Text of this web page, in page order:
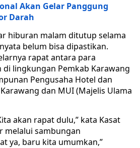
Akan Gelar Panggung
Darah
hiburan malam ditutup selama
belum bisa dipastikan.
rapat antara para
lingkungan Pemkab Karawang
Pengusaha Hotel dan
dan MUI (Majelis Ulama
akan rapat dulu,” kata Kasat
melalui sambungan
ya, baru kita umumkan,”